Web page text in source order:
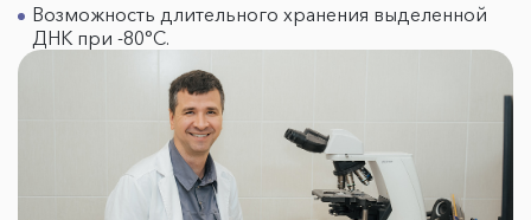
Возможность длительного хранения выделенной
ДНК при -80°С.